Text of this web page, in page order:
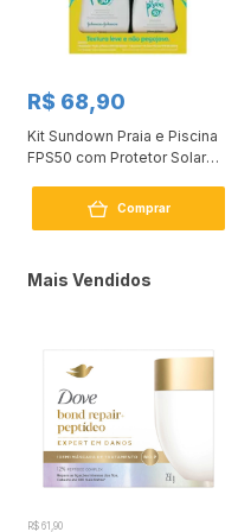
R$ 68,90
Kit Sundown Praia e Piscina
FPS50 com Protetor Solar
Comprar
Mais Vendidos
R$ 61,90